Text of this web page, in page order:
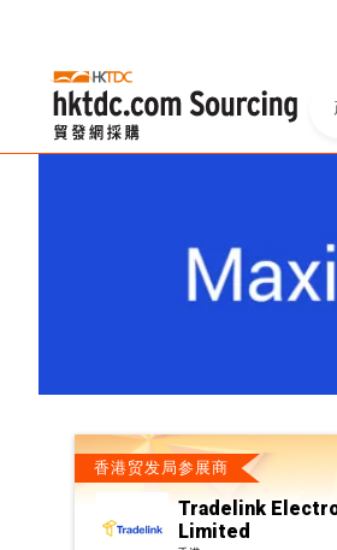
香港贸发局参展商
Tradelink
Limited